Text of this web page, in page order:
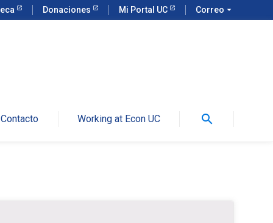
Donaciones Mi Portal UC Correo arrow_drop_down
Contacto Working at Econ UC search